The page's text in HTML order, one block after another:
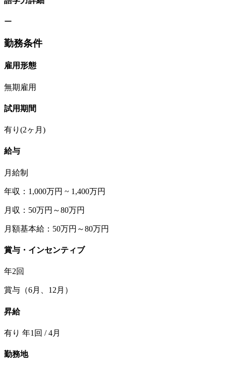
ー
勤務条件
雇用形態
無期雇用
試用期間
有り(2ヶ月)
給与
月給制
年収：1,000万円 ~ 1,400万円
月収：50万円～80万円
月額基本給：50万円～80万円
賞与・インセンティブ
年2回
賞与（6月、12月）
昇給
有り 年1回 / 4月
勤務地